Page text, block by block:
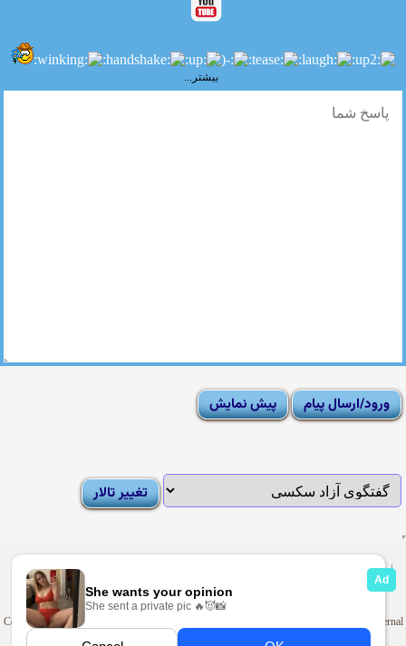
بیشتر...
Moderator List |
Sexy Pictures Archive
Adult Forums
Copyright © 2009-2025
. Looti Forums is not responsible for the content of external